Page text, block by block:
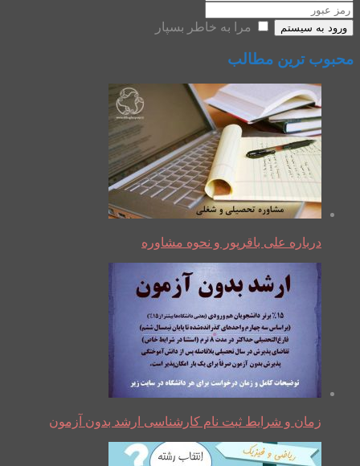
ورود به سیستم مرا به خاطر بسپار
محبوب ترین مطالب
درباره علی باقرپور و نحوه مشاوره
زمان و شرایط ثبت نام کارشناسی ارشد بدون آزمون